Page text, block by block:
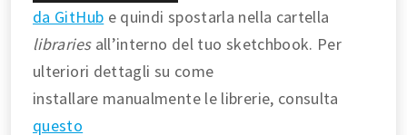
da GitHub e quindi spostarla nella cartella
librariesall’interno del tuo sketchbook. Per
ulteriori dettagli su come
installare manualmente le librerie, consulta
questo